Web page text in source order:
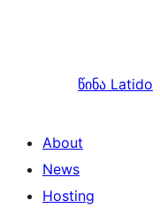
წინა Latido
About
News
Hosting